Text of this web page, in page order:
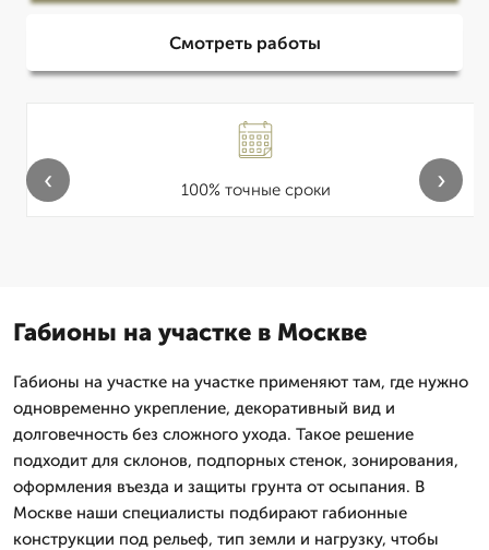
Смотреть работы
100% точные сроки
‹ ›
Габионы на участке в Москве
Габионы на участке на участке применяют там, где нужно
одновременно укрепление, декоративный вид и
долговечность без сложного ухода. Такое решение
подходит для склонов, подпорных стенок, зонирования,
оформления въезда и защиты грунта от осыпания. В
Москве наши специалисты подбирают габионные
конструкции под рельеф, тип земли и нагрузку, чтобы